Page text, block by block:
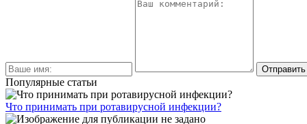
Популярные статьи
Что принимать при ротавирусной инфекции?